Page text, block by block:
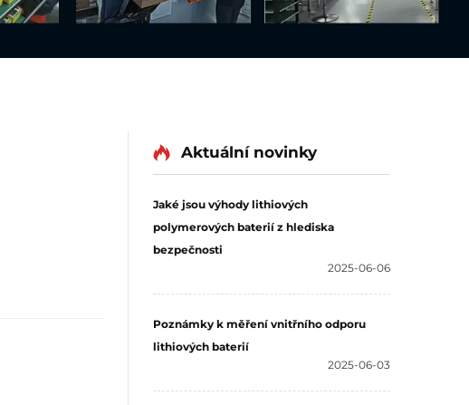
Aktuální novinky
Jaké jsou výhody lithiových
polymerových baterií z hlediska
bezpečnosti
2025-06-06
Poznámky k měření vnitřního odporu
lithiových baterií
2025-06-03